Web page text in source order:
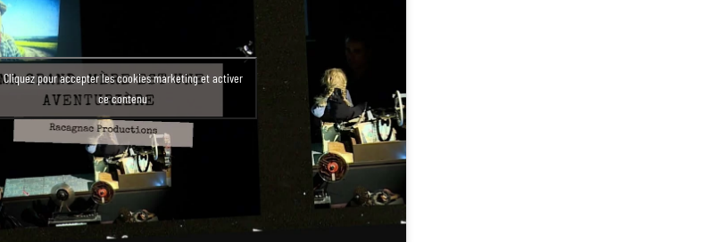
Cliquez pour accepter les cookies marketing et activer
ce contenu